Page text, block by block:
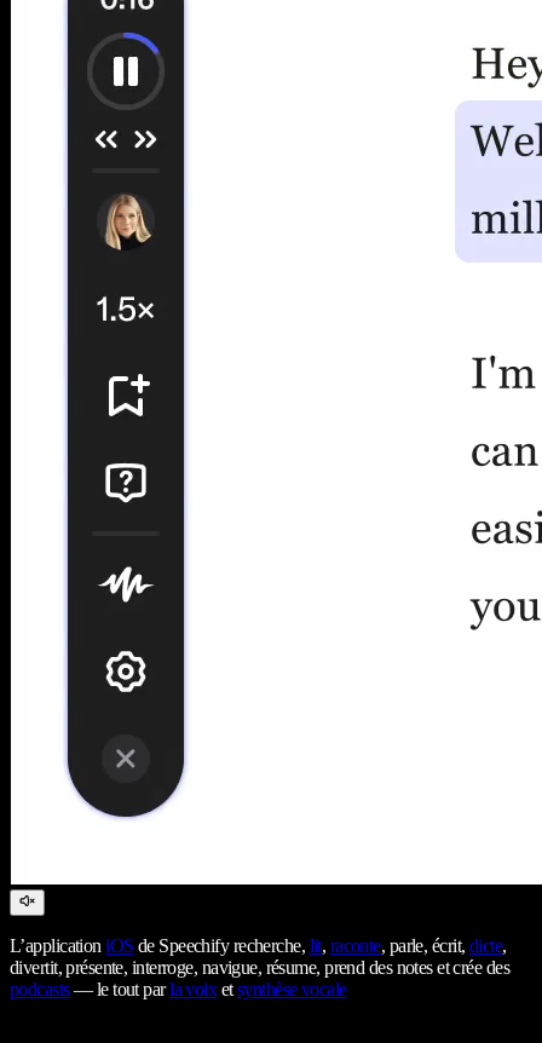
L’applicationiOS de Speechify recherche, lit, raconte, parle, écrit, dicte,
divertit, présente, interroge, navigue, résume, prend des notes et crée des
podcasts— le tout parla voixetsynthèse vocale